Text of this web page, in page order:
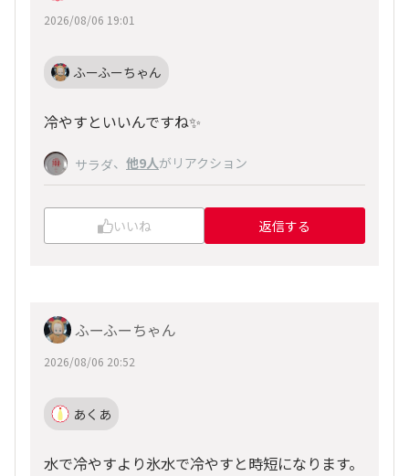
2026/08/06 19:01
ふーふーちゃん
冷やすといいんですね✨️
サラダ、 他9人がリアクション
いいね 返信する
ふーふーちゃん
2026/08/06 20:52
あくあ
水で冷やすより氷水で冷やすと時短になります。